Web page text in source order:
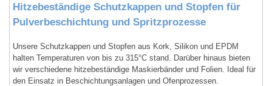
Hitzebeständige Schutzkappen und Stopfen für
Pulverbeschichtung und Spritzprozesse
Unsere Schutzkappen und Stopfen aus Kork, Silikon und EPDM
halten Temperaturen von bis zu 315°C stand. Darüber hinaus bieten
wir verschiedene hitzebeständige Maskierbänder und Folien. Ideal für
den Einsatz in Beschichtungsanlagen und Ofenprozessen.